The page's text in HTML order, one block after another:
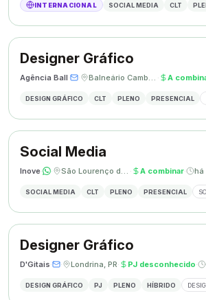
INTERNACIONAL SOCIAL MEDIA CLT
Designer Gráfico
Agência Ball· · Balneário Camboriú, SC · A
DESIGN GRÁFICO CLT PLENO PRESENCIAL
Social Media
Inove· · São Lourenço do Oeste, SC · A combinar· há
SOCIAL MEDIA CLT PLENO PRESENCIAL
Designer Gráfico
D'Gitais· · Londrina, PR· PJ desconhecido·
DESIGN GRÁFICO PJ PLENO HÍBRIDO